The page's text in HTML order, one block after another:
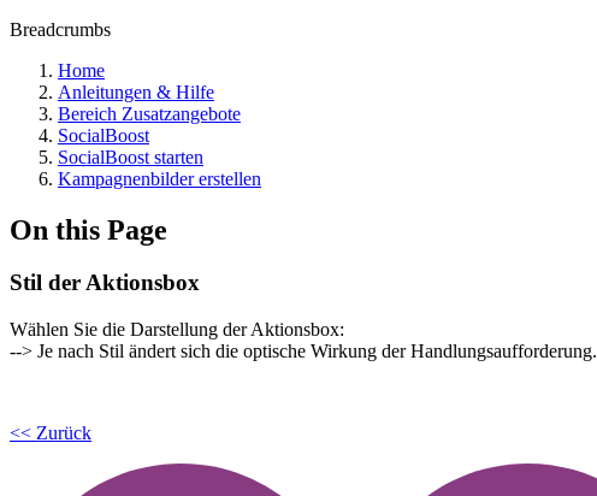
Breadcrumbs
Home
Anleitungen & Hilfe
Bereich Zusatzangebote
SocialBoost
SocialBoost starten
Kampagnenbilder erstellen
On this Page
Stil der Aktionsbox
Wählen Sie die Darstellung der Aktionsbox:
--> Je nach Stil ändert sich die optische Wirkung der Handlungsaufforderung.
<< Zurück